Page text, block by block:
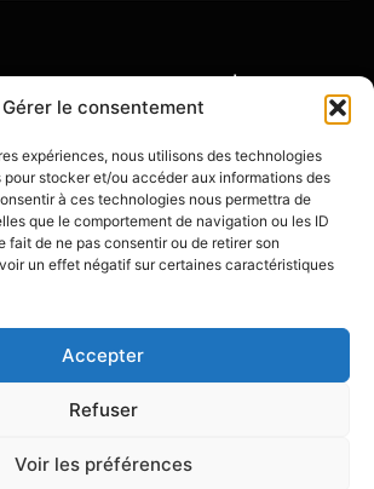
Gérer le consentement
expériences, nous utilisons des technologies
stocker et/ou accéder aux informations des
à ces technologies nous permettra de
que le comportement de navigation ou les ID
fait de ne pas consentir ou de retirer son
un effet négatif sur certaines caractéristiques
Accepter
Refuser
Voir les préférences
FRANCE | TOUS
DROITS RÉSERVÉS
POLITIQUE DE
CONFIDENTIALITÉ
MENTIONS
LÉGALES
❤️ parOlivier Beining - Stratégie
Digitale